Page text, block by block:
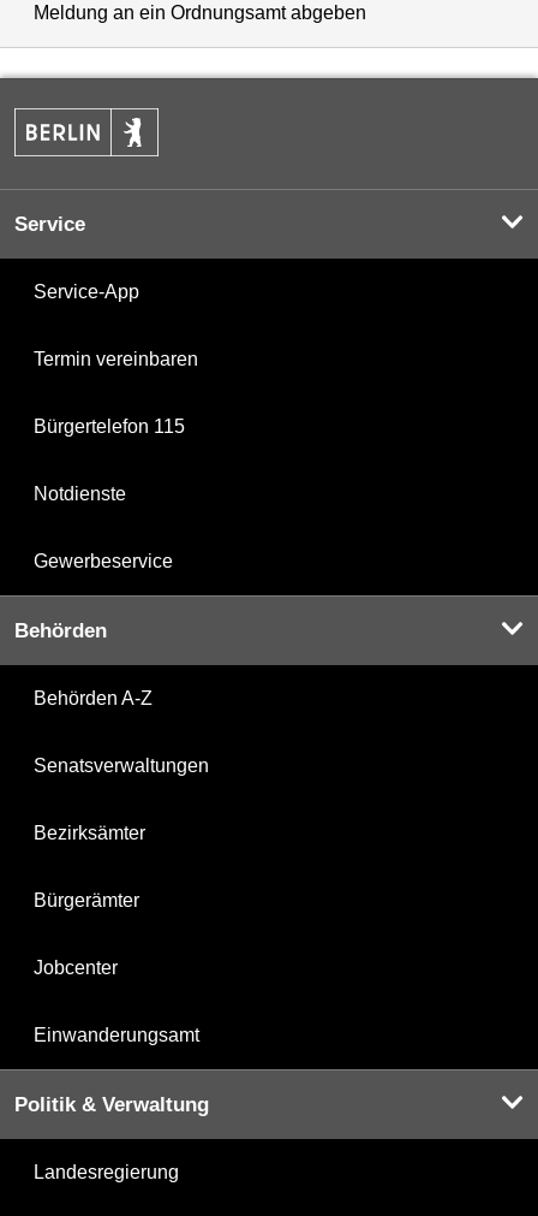
Meldung an ein Ordnungsamt abgeben
Service
Service-App
Termin vereinbaren
Bürgertelefon 115
Notdienste
Gewerbeservice
Behörden
Behörden A-Z
Senatsverwaltungen
Bezirksämter
Bürgerämter
Jobcenter
Einwanderungsamt
Politik & Verwaltung
Landesregierung